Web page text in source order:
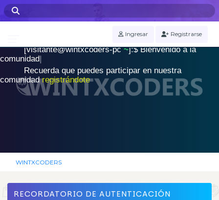
Ingresar Registrarse
WINTXCODERS Terminal
[visitante@wintxcoders-pc~]:$ .
Bienvenido a la
comunidad|
Recuerda que puedes participar en nuestra
comunidadregistrándote
WINTXCODERS
RECORDATORIO DE AUTENTICACIÓN